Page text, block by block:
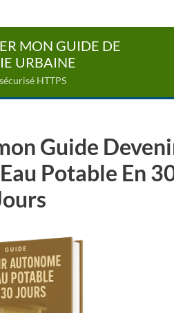
MON GUIDE DE
URBAINE
HTTPS
Guide
Potable En